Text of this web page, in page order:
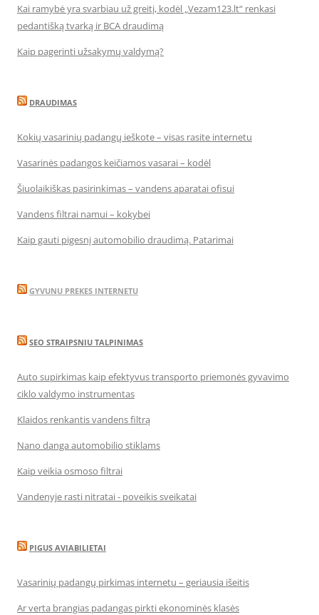
Kai ramybė yra svarbiau už greitį, kodėl „Vezam123.lt“ renkasi
pedantišką tvarką ir BCA draudimą
Kaip pagerinti užsakymų valdymą?
DRAUDIMAS
Kokių vasarinių padangų ieškote – visas rasite internetu
Vasarinės padangos keičiamos vasarai – kodėl
Šiuolaikiškas pasirinkimas – vandens aparatai ofisui
Vandens filtrai namui – kokybei
Kaip gauti pigesnį automobilio draudimą. Patarimai
GYVUNU PREKES INTERNETU
SEO STRAIPSNIU TALPINIMAS
Auto supirkimas kaip efektyvus transporto priemonės gyvavimo
ciklo valdymo instrumentas
Klaidos renkantis vandens filtrą
Nano danga automobilio stiklams
Kaip veikia osmoso filtrai
Vandenyje rasti nitratai - poveikis sveikatai
PIGUS AVIABILIETAI
Vasarinių padangų pirkimas internetu – geriausia išeitis
Ar verta brangias padangas pirkti ekonominės klasės